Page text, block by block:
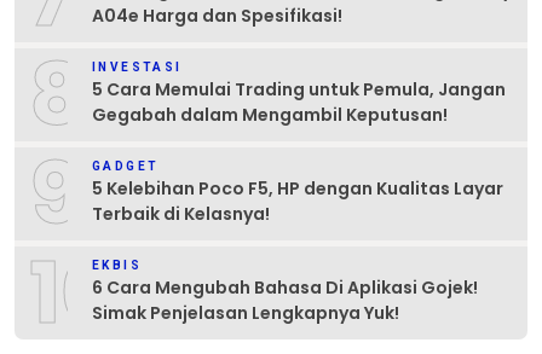
A04e Harga dan Spesifikasi!
8 INVESTASI
5 Cara Memulai Trading untuk Pemula, Jangan
Gegabah dalam Mengambil Keputusan!
9 GADGET
5 Kelebihan Poco F5, HP dengan Kualitas Layar
Terbaik di Kelasnya!
10EKBIS
6 Cara Mengubah Bahasa Di Aplikasi Gojek!
Simak Penjelasan Lengkapnya Yuk!